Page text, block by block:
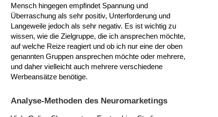
Mensch hingegen empfindet Spannung und
Überraschung als sehr positiv, Unterforderung und
Langeweile jedoch als sehr negativ. Es ist wichtig zu
wissen, wie die Zielgruppe, die ich ansprechen möchte,
auf welche Reize reagiert und ob ich nur eine der oben
genannten Gruppen ansprechen möchte oder mehrere,
und daher vielleicht auch mehrere verschiedene
Werbeansätze benötige.
Analyse-Methoden des Neuromarketings